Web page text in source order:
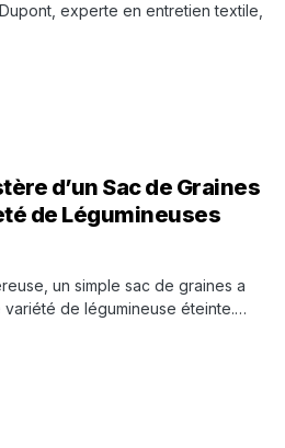
experte en entretien textile,
d’un Sac de Graines
de Légumineuses
un simple sac de graines a
de légumineuse éteinte.…